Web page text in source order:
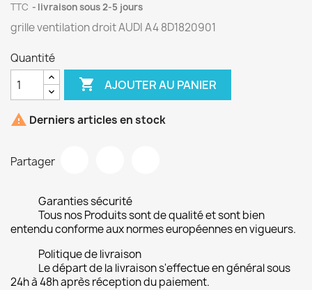
TTC livraison sous 2-5 jours
grille ventilation droit AUDI A4 8D1820901
Quantité
 AJOUTER AU PANIER
 Derniers articles en stock
Partager
Garanties sécurité
Tous nos Produits sont de qualité et sont bien
entendu conforme aux normes européennes en vigueurs.
Politique de livraison
Le départ de la livraison s'effectue en général sous
24h à 48h après réception du paiement.